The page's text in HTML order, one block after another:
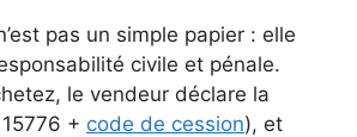
pas un simple papier : elle
civile et pénale.
le vendeur déclare la
+ code de cession), et